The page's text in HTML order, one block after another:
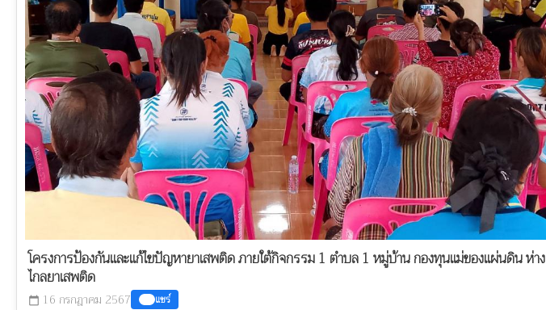
โครงการป้องกันและแก้ไขปัญหายาเสพติด ภายใต้กิจกรรม 1 ตำบล 1 หมู่บ้าน กองทุนแม่ของแผ่นดิน ห่าง
ไกลยาเสพติด
calendar_today 16 กรกฎาคม 2567 แชร์